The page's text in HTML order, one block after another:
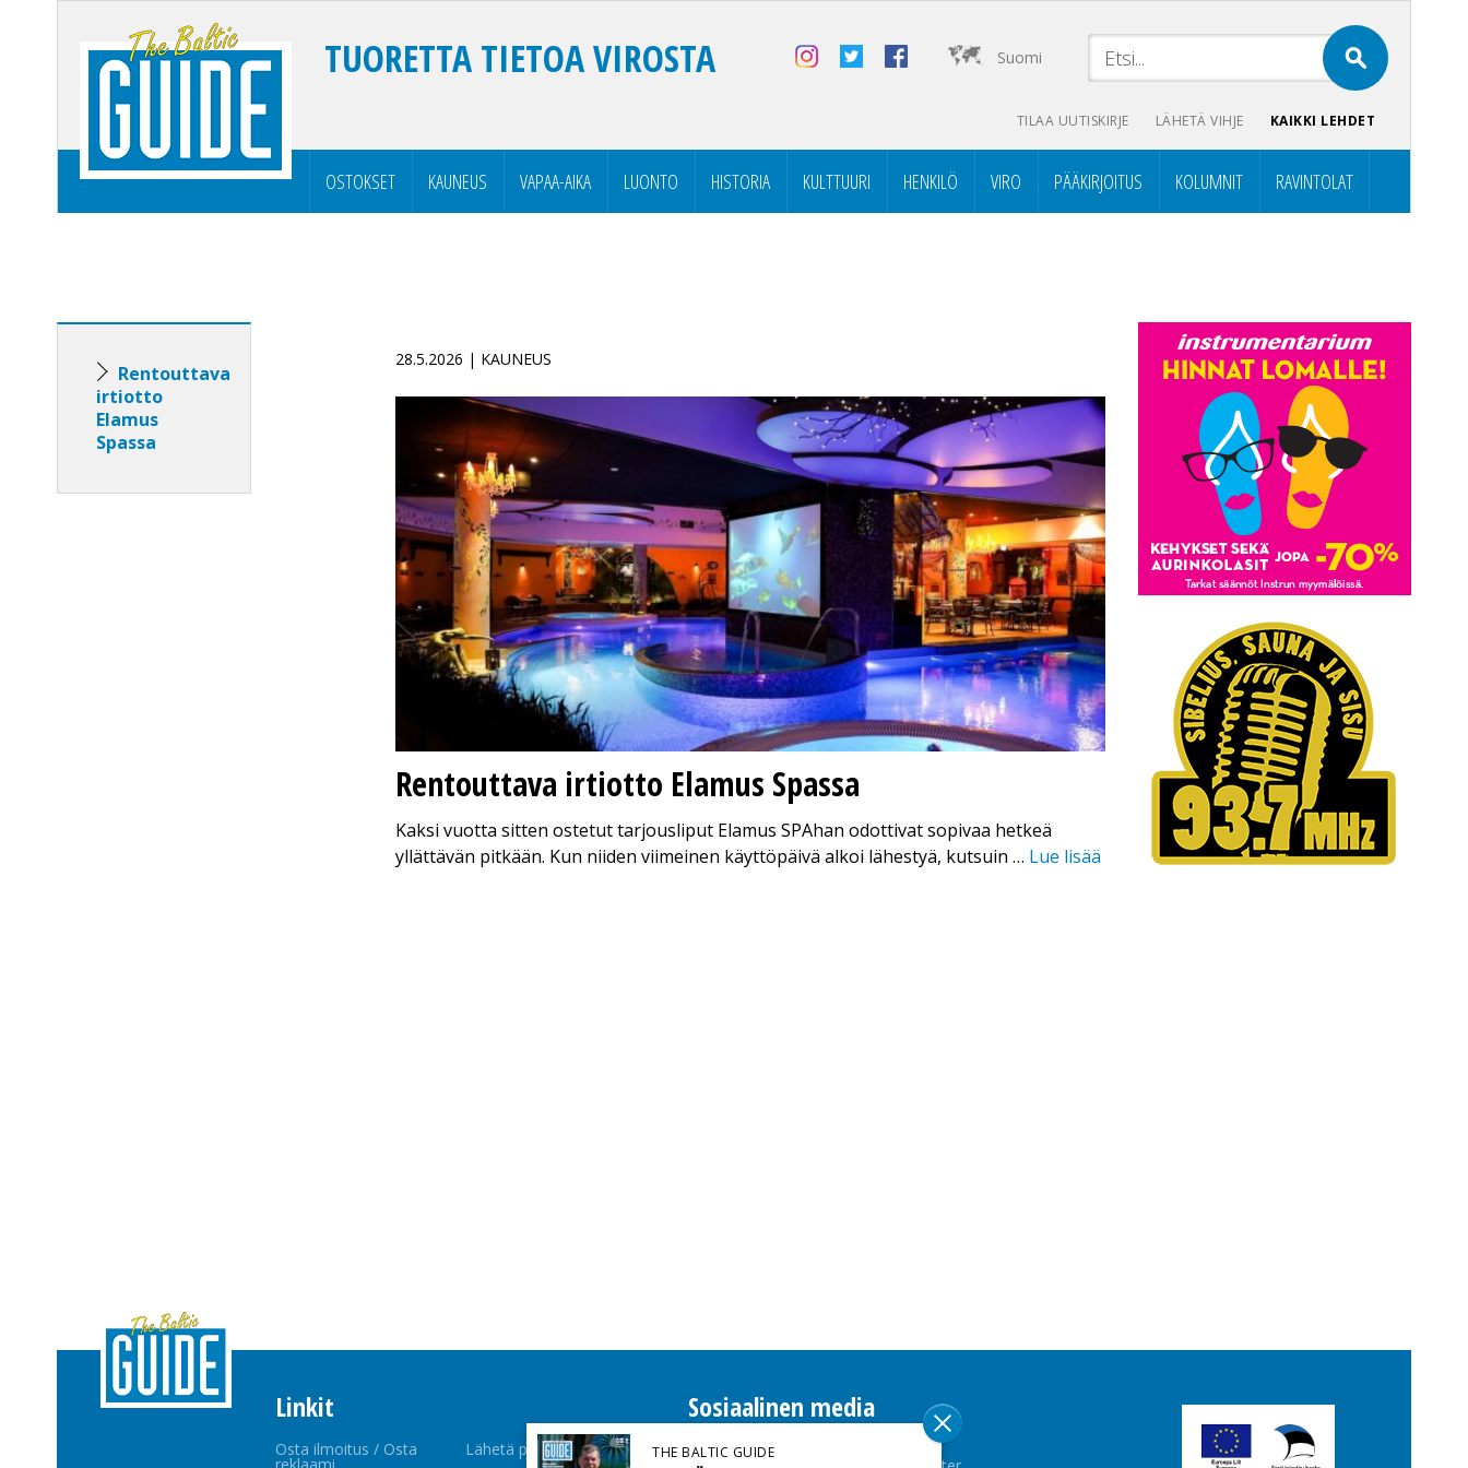
Suomi
TUORETTA TIETOA VIROSTA
TILAA UUTISKIRJE LÄHETÄ VIHJE KAIKKI LEHDET
OSTOKSET KAUNEUS VAPAA-AIKA LUONTO HISTORIA KULTTUURI HENKILÖ VIRO PÄÄKIRJOITUS KOLUMNIT RAVINTOLAT
Rentouttava
irtiotto
Elamus
Spassa
28.5.2026 | KAUNEUS
Rentouttava irtiotto Elamus Spassa
Kaksi vuotta sitten ostetut tarjousliput Elamus SPAhan odottivat sopivaa hetkeä
yllättävän pitkään. Kun niiden viimeinen käyttöpäivä alkoi lähestyä, kutsuin … Lue lisää
THE BALTIC GUIDE
Linkit
Osta ilmoitus / Osta Lähetä palaute
Sosiaalinen media